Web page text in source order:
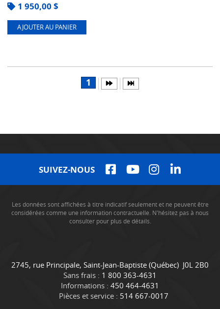
1 950,00 $
AJOUTER AU PANIER
1
SUIVEZ-NOUS
Les données sont affichées à titre indicatif seulement et ne peuvent être
considérées comme une information contractuelle. N'hésitez pas à nous
consulter pour plus de détails.
C
o
n
t
C
a
m
i
2745, rue Principale, Saint-Jean-Baptiste (Québec) J0L 2B0
Sans frais : 1 800 363-4631
Informations : 450 464-4631
Pièces et service : 514 667-0017